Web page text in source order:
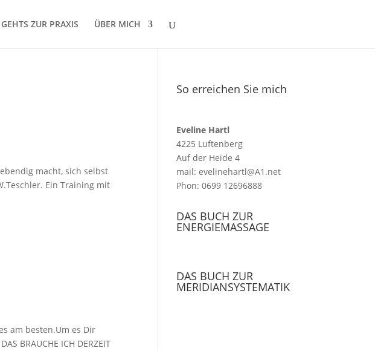
ZUR PRAXIS ÜBER MICH
macht, sich selbst
Ein Training mit
am besten.Um es Dir
BRAUCHE ICH DERZEIT
So erreichen Sie mich
Eveline Hartl
4225 Luftenberg
Auf der Heide 4
mail: evelinehartl@A1.net
Phon: 0699 12696888
DAS BUCH ZUR
ENERGIEMASSAGE
DAS BUCH ZUR
MERIDIANSYSTEMATIK